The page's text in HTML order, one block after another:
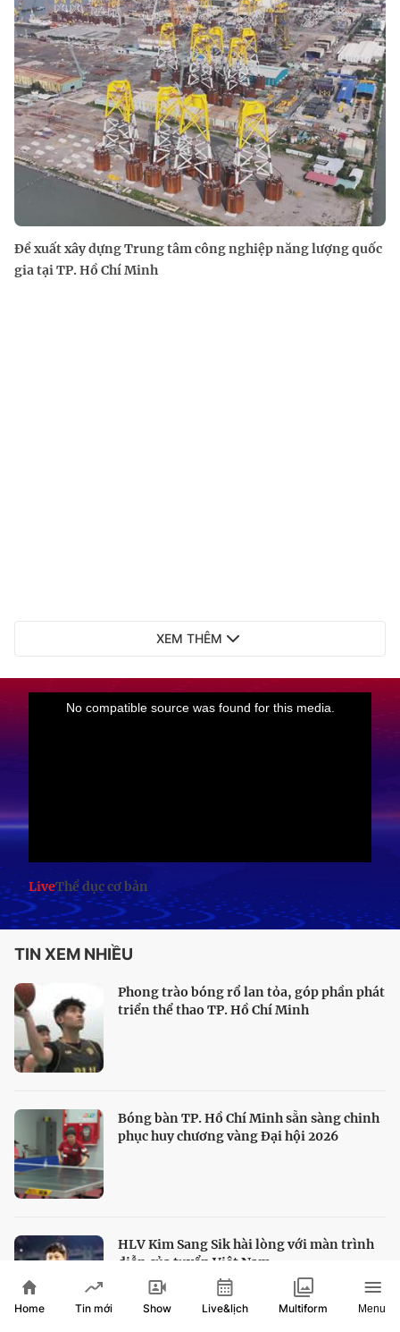
Đề xuất xây dựng Trung tâm công nghiệp năng lượng quốc
gia tại TP. Hồ Chí Minh
XEM THÊM
LiveThể dục cơ bản
TIN XEM NHIỀU
Phong trào bóng rổ lan tỏa, góp phần phát
triển thể thao TP. Hồ Chí Minh
Bóng bàn TP. Hồ Chí Minh sẵn sàng chinh
phục huy chương vàng Đại hội 2026
HLV Kim Sang Sik hài lòng với màn trình
diễn của tuyển Việt Nam
Home Tin mới Show Live&lịch Multiform Menu